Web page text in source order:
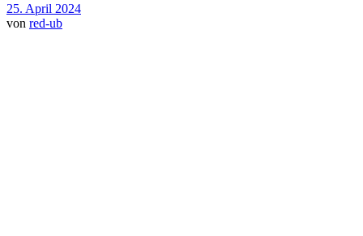
25. April 2024
von red-ub